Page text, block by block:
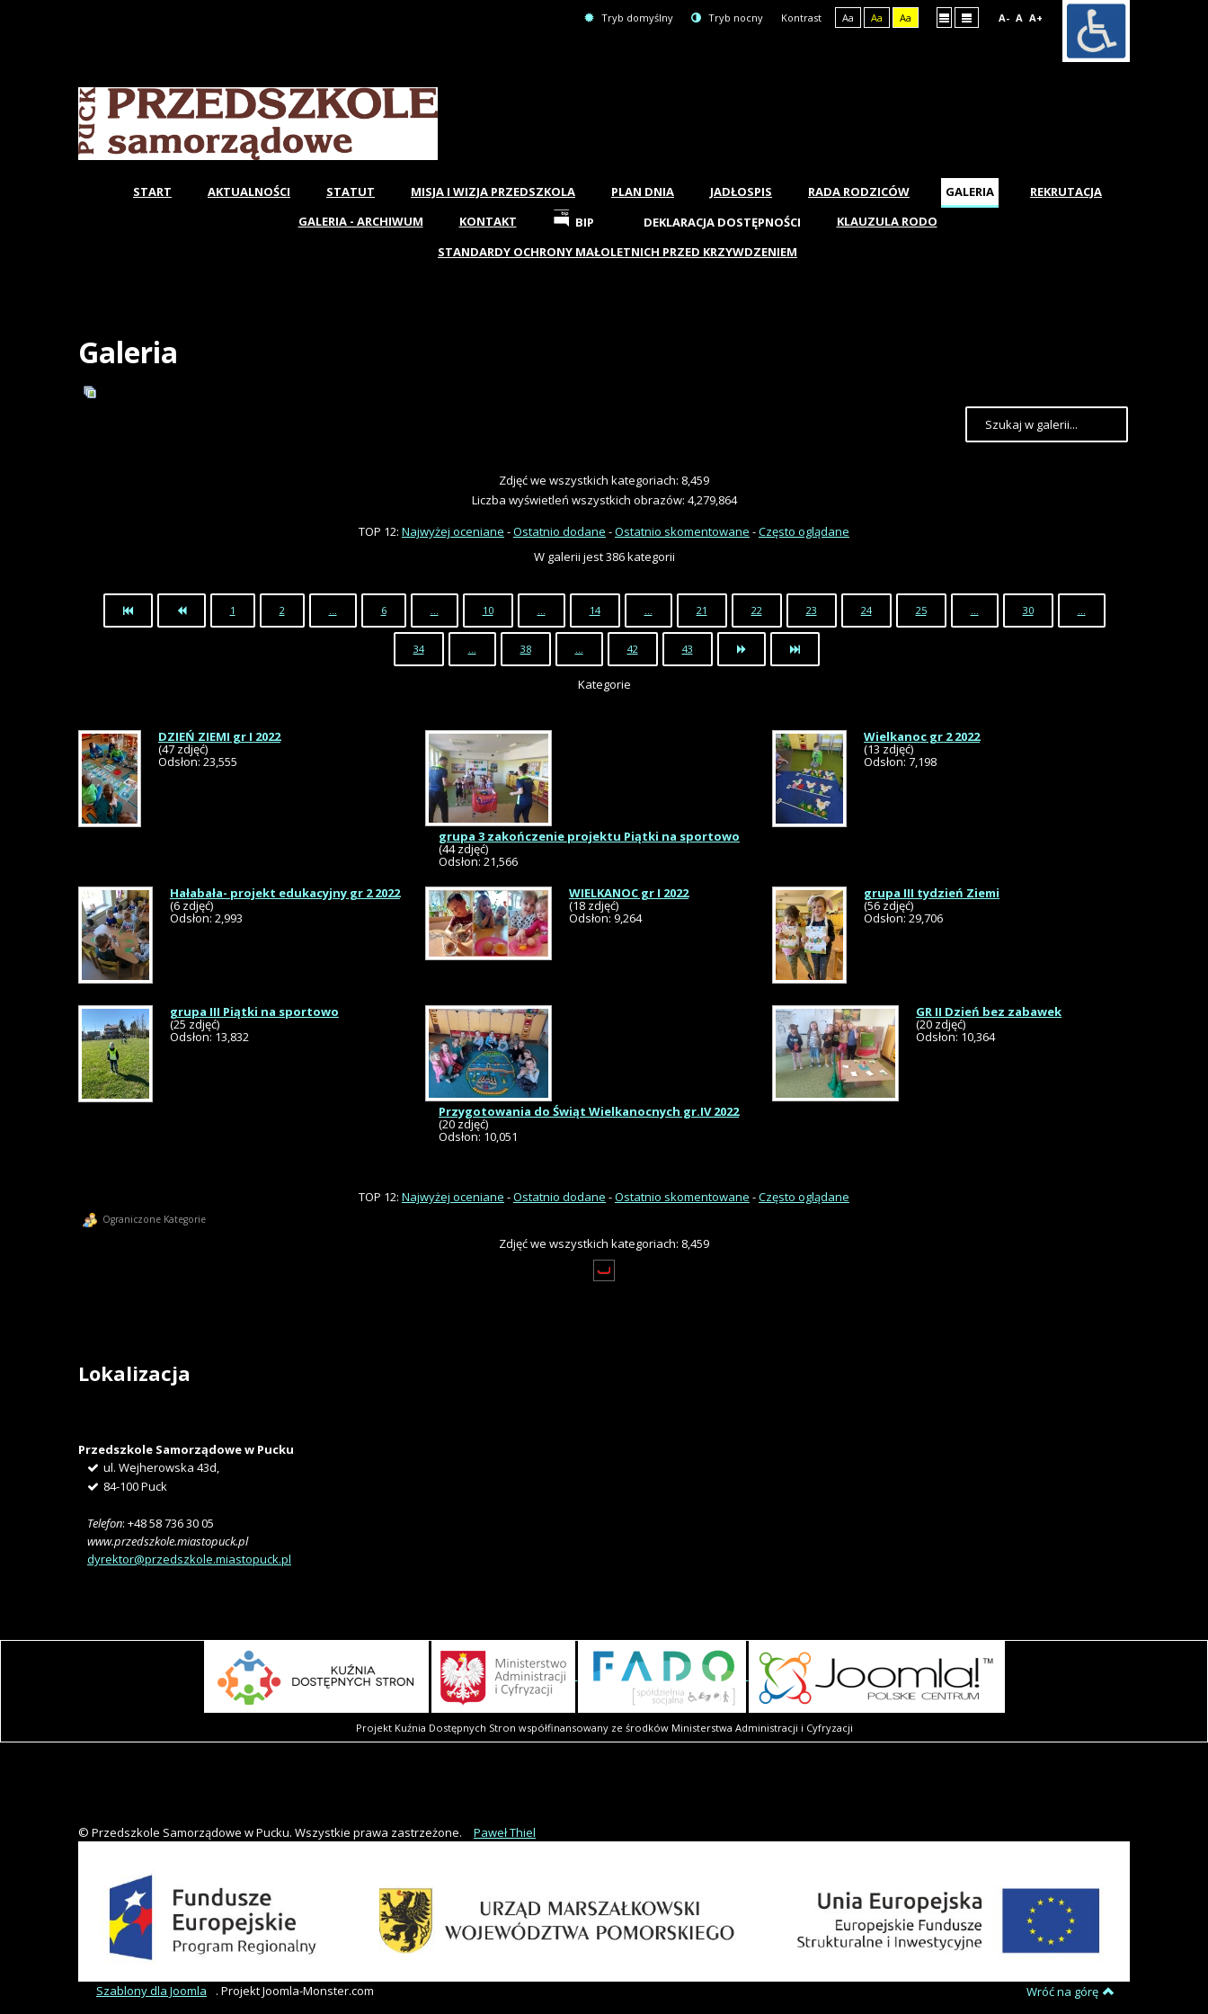
Tryb domyślny Tryb nocny Kontrast Aa Aa Aa A- A A+
START AKTUALNOŚCI STATUT MISJA I WIZJA PRZEDSZKOLA PLAN DNIA JADŁOSPIS RADA RODZICÓW GALERIA
REKRUTACJA
GALERIA - ARCHIWUM
KONTAKT BIP DEKLARACJA DOSTĘPNOŚCI
KLAUZULA RODO
STANDARDY OCHRONY MAŁOLETNICH PRZED KRZYWDZENIEM
Galeria
Zdjęć we wszystkich kategoriach: 8,459
Liczba wyświetleń wszystkich obrazów: 4,279,864
TOP 12: Najwyżej oceniane -Ostatnio dodane -Ostatnio skomentowane -Często oglądane
W galerii jest 386 kategorii
1 2 … 6 … 10 … 14 … 21 22 23 24 25 … 30 ...
34 … 38 … 42 43
Kategorie
DZIEŃ ZIEMI gr I 2022
(47 zdjęć)
Odsłon: 23,555
grupa 3 zakończenie projektu Piątki na sportowo
(44 zdjęć)
Odsłon: 21,566
Wielkanoc gr 2 2022
(13 zdjęć)
Odsłon: 7,198
Hałabała- projekt edukacyjny gr 2 2022
(6 zdjęć)
Odsłon: 2,993
WIELKANOC gr I 2022
(18 zdjęć)
Odsłon: 9,264
grupa III tydzień Ziemi
(56 zdjęć)
Odsłon: 29,706
grupa III Piątki na sportowo
(25 zdjęć)
Odsłon: 13,832
Przygotowania do Świąt Wielkanocnych gr.IV 2022
(20 zdjęć)
Odsłon: 10,051
GR II Dzień bez zabawek
(20 zdjęć)
Odsłon: 10,364
TOP 12: Najwyżej oceniane -Ostatnio dodane -Ostatnio skomentowane -Często oglądane
Ograniczone Kategorie
Zdjęć we wszystkich kategoriach: 8,459
Lokalizacja
Przedszkole Samorządowe w Pucku
ul. Wejherowska 43d,
84-100 Puck
Telefon: +48 58 736 30 05
www.przedszkole.miastopuck.pl
dyrektor@przedszkole.miastopuck.pl
Projekt Kuźnia Dostępnych Stron współfinansowany ze środków Ministerstwa Administracji i Cyfryzacji
© Przedszkole Samorządowe w Pucku. Wszystkie prawa zastrzeżone. Paweł Thiel
Szablony dla Joomla . Projekt Joomla-Monster.com Wróć na górę